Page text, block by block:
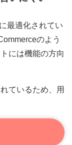
最適化されてい
のよう
には機能の方向
ているため、用